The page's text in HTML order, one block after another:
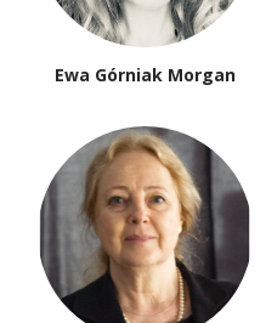
Ewa Górniak Morgan